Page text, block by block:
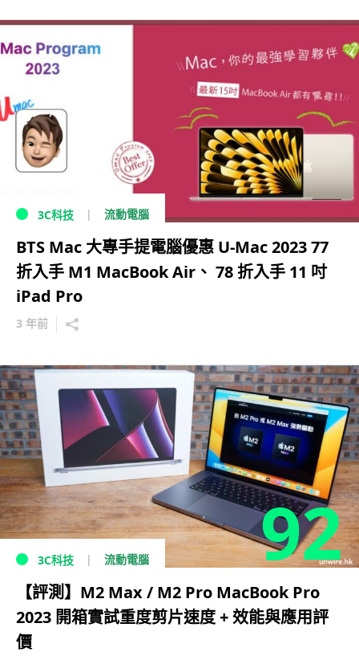
3C科技 流動電腦
BTS Mac 大專手提電腦優惠 U-Mac 2023 77
折入手 M1 MacBook Air、 78 折入手 11 吋
iPad Pro
3 年前
92
3C科技 流動電腦
【評測】M2 Max / M2 Pro MacBook Pro
2023 開箱實試重度剪片速度 + 效能與應用評
價